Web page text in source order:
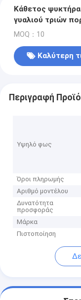
Κάθετος
γυαλιού τριών
MOQ：10
Καλύτερη
Περιγραφή
Υψηλό φως
Όροι πληρωμής
Αριθμό μοντέλου
Δυνατότητα
προσφοράς
Μάρκα
Πιστοποίηση